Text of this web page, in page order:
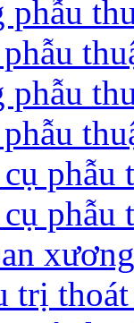
phẫu
phẫu
phẫu
phẫu
trị